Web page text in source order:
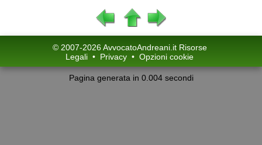
© 2007-2026 AvvocatoAndreani.it Risorse
Legali • Privacy • Opzioni cookie
Pagina generata in 0.004 secondi